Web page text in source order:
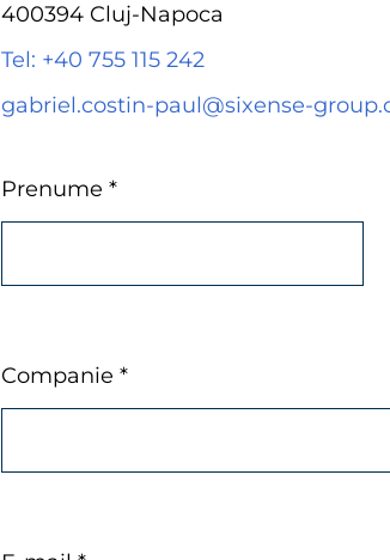
400394 Cluj-Napoca
Tel: +40 755 115 242
gabriel.costin-paul@sixense-
Prenume *
Companie *